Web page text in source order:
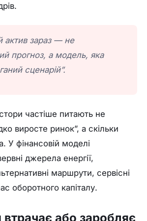
актив зараз — не
прогноз, а модель, яка
сценарій”.
частіше питають не
виросте ринок”, а скільки
У фінансовій моделі
джерела енергії,
маршрути, сервісні
оборотного капіталу.
втрачає або заробляє